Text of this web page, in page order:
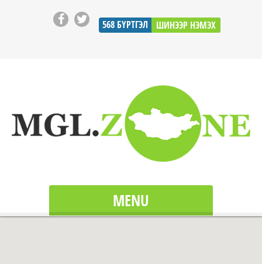
568 БҮРТГЭЛ ШИНЭЭР НЭМЭХ
MENU